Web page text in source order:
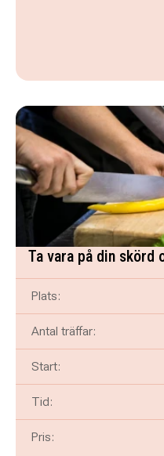
Ta vara på din skörd
Plats:
Antal träffar:
Start:
Tid:
Pris: